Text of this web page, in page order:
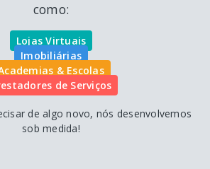
como:
Lojas Virtuais
Imobiliárias
& Escolas
de Serviços
de algo novo, nós desenvolvemos
sob medida!